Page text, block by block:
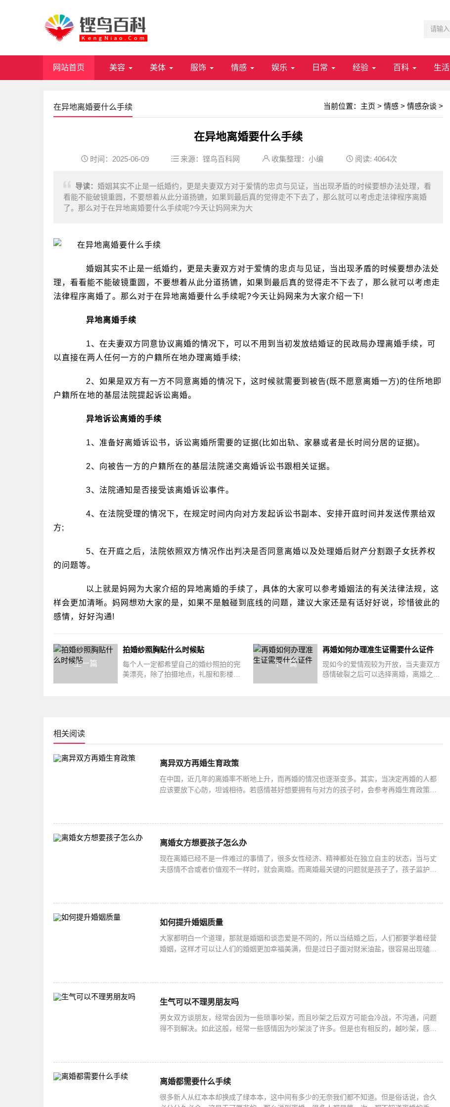
网站首页 美容 美体 服饰 情感 娱乐 日常 经验 百科 生活
当前位置： 主页 > 情感 > 情感杂谈 >
在异地离婚要什么手续
在异地离婚要什么手续
时间：2025-06-09 来源： 铿鸟百科网 收集整理：小编 阅读: 4064次
导读： 婚姻其实不止是一纸婚约，更是夫妻双方对于爱情的忠贞与见证，当出现矛盾的时候要想办法处理，看
看能不能破镜重圆，不要想着从此分道扬镳，如果到最后真的觉得走不下去了，那么就可以考虑走法律程序离婚
了。那么对于在异地离婚要什么手续呢?今天让妈网来为大
婚姻其实不止是一纸婚约，更是夫妻双方对于爱情的忠贞与见证，当出现矛盾的时候要想办法处
理，看看能不能破镜重圆，不要想着从此分道扬镳，如果到最后真的觉得走不下去了，那么就可以考虑走
法律程序离婚了。那么对于在异地离婚要什么手续呢?今天让妈网来为大家介绍一下!
异地离婚手续
1、在夫妻双方同意协议离婚的情况下，可以不用到当初发放结婚证的民政局办理离婚手续，可
以直接在两人任何一方的户籍所在地办理离婚手续;
2、如果是双方有一方不同意离婚的情况下，这时候就需要到被告(既不愿意离婚一方)的住所地即
户籍所在地的基层法院提起诉讼离婚。
异地诉讼离婚的手续
1、准备好离婚诉讼书，诉讼离婚所需要的证据(比如出轨、家暴或者是长时间分居的证据)。
2、向被告一方的户籍所在的基层法院递交离婚诉讼书跟相关证据。
3、法院通知是否接受该离婚诉讼事件。
4、在法院受理的情况下，在规定时间内向对方发起诉讼书副本、安排开庭时间并发送传票给双
方;
5、在开庭之后，法院依照双方情况作出判决是否同意离婚以及处理婚后财产分割跟子女抚养权
的问题等。
以上就是妈网为大家介绍的异地离婚的手续了，具体的大家可以参考婚姻法的有关法律法规，这
样会更加清晰。妈网想劝大家的是，如果不是触碰到底线的问题，建议大家还是有话好好说，珍惜彼此的
感情，好好沟通!
上一篇
拍婚纱照胸贴什么时候贴
每个人一定都希望自己的婚纱照拍的完
美漂亮，除了拍摄地点，礼服和影楼的
下一篇
再婚如何办理准生证需要什么证件
现如今的爱情观较为开放，当夫妻双方
感情破裂之后可以选择离婚，离婚之后
相关阅读
离异双方再婚生育政策
在中国，近几年的离婚率不断地上升，而再婚的情况也逐渐变多。其实，当决定再婚的人都
应该要放下心防，坦诚相待。若感情甚好想要拥有与对方的孩子时，会参考再婚生育政策来
离婚女方想要孩子怎么办
现在离婚已经不是一件难过的事情了，很多女性经济、精神都处在独立自主的状态，当与丈
夫感情不合或者价值观不一样时，就会离婚。而离婚最关键的问题就是孩子了，孩子监护权
如何提升婚姻质量
大家都明白一个道理，那就是婚姻和谈恋爱是不同的，所以当结婚之后，人们都要学着经营
婚姻，这样才可以让人们的婚姻更加幸福美满，但是过日子面对财米油盐，很容易出现磕磕
生气可以不理男朋友吗
男女双方谈朋友，经常会因为一些琐事吵架，而且吵架之后双方可能会冷战，不沟通，问题
得不到解决。如此这般，经常一些感情因为吵架淡了许多。但是也有相反的，越吵架，感情
离婚都需要什么手续
很多新人从红本本却换成了绿本本，这中间有多少的无奈我们都不知道。但是俗话说，合久